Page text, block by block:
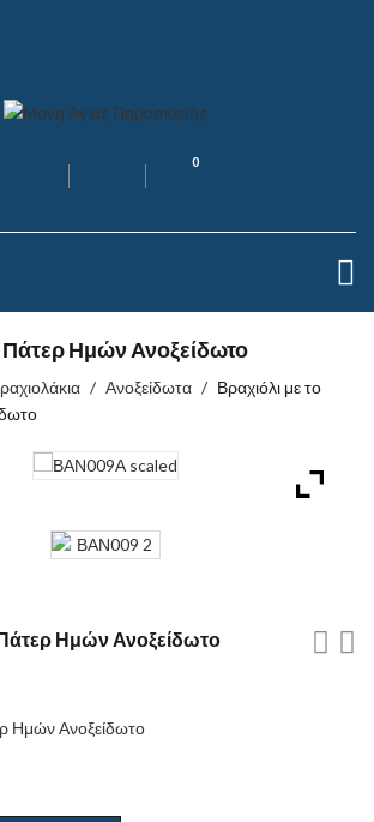
0
Πάτερ Ημών Ανοξείδωτο
/ Ανοξείδωτα / Βραχιόλι με το
Ημών Ανοξείδωτο
Ημών Ανοξείδωτο